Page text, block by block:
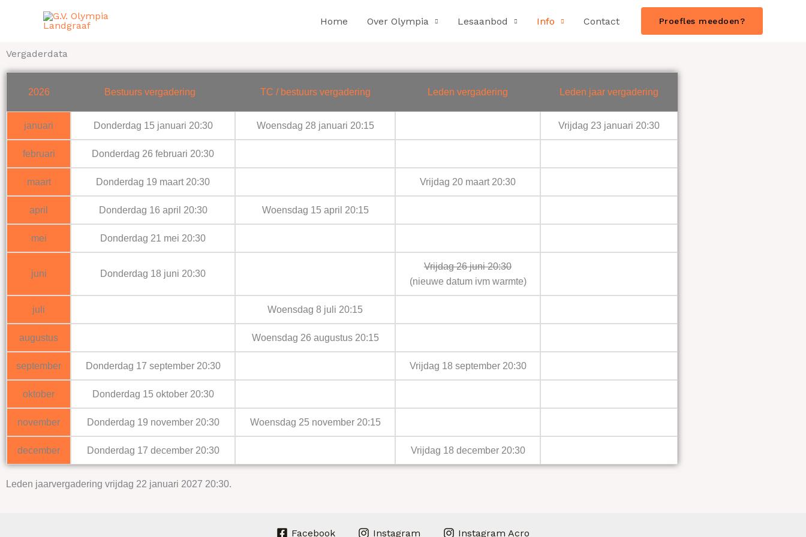
inhoud
Home Over Olympia Lesaanbod Info Contact Proefles meedoen?
Vergaderdata
2026 Bestuurs vergadering TC / bestuurs vergadering Leden vergadering Leden jaar vergadering
januari Donderdag 15 januari 20:30 Woensdag 28 januari 20:15 Vrijdag 23 januari 20:30
februari Donderdag 26 februari 20:30
maart Donderdag 19 maart 20:30 Vrijdag 20 maart 20:30
april Donderdag 16 april 20:30 Woensdag 15 april 20:15
mei Donderdag 21 mei 20:30
juni Donderdag 18 juni 20:30
Vrijdag 26 juni 20:30
(nieuwe datum ivm warmte)
juli Woensdag 8 juli 20:15
augustus Woensdag 26 augustus 20:15
september Donderdag 17 september 20:30 Vrijdag 18 september 20:30
oktober Donderdag 15 oktober 20:30
november Donderdag 19 november 20:30 Woensdag 25 november 20:15
december Donderdag 17 december 20:30 Vrijdag 18 december 20:30
Leden jaarvergadering vrijdag 22 januari 2027 20:30.
Facebook Instagram Instagram Acro